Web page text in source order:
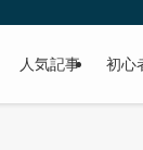
人気記事 初心